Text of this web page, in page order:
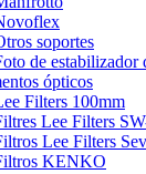
soportes
de estabilizador
ópticos
Filters 100mm
Lee Filters
Lee Filters
KENKO